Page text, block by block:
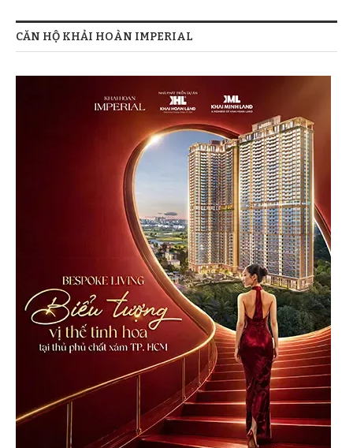
CĂN HỘ KHẢI HOÀN IMPERIAL